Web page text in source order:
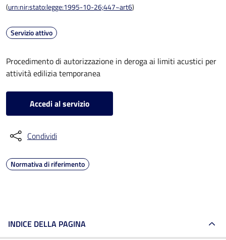
(urn:nir:stato:legge:1995-10-26;447~art6)
Servizio attivo
Procedimento di autorizzazione in deroga ai limiti acustici per
attività edilizia temporanea
Accedi al servizio
Condividi
Normativa di riferimento
INDICE DELLA PAGINA